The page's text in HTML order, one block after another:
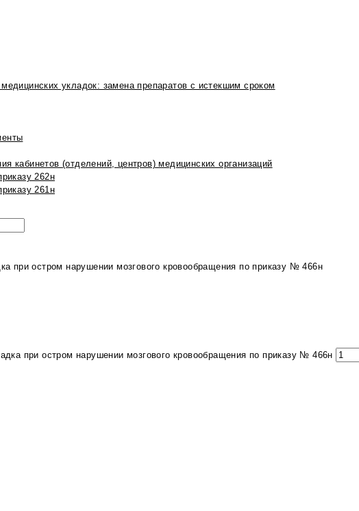
укладок: замена препаратов с истекшим сроком
кабинетов (отделений, центров) медицинских организаций
262н
261н
при остром нарушении мозгового кровообращения по приказу № 466н
при остром нарушении мозгового кровообращения по приказу № 466н